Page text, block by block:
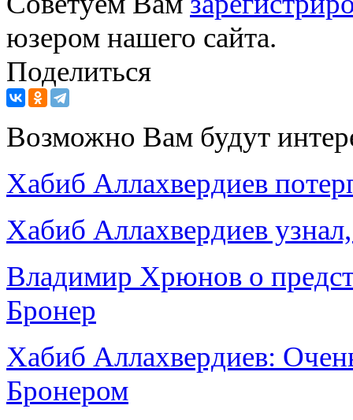
юзером нашего сайта.
Поделиться
Возможно Вам будут
Хабиб Аллахвердиев
Хабиб Аллахвердиев
Владимир Хрюнов о
Бронер
Хабиб Аллахвердиев:
Бронером